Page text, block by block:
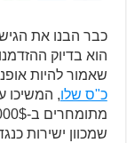
כבר הבנו את
הוא בדיוק
שאמור להיות
כ"ס שלו, המשיכו
שמכוון ישירות